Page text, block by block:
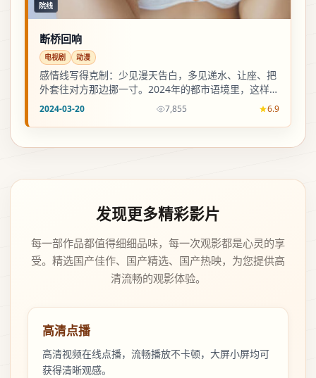
院线
断桥回响
电视剧 动漫
感情线写得克制：少见漫天告白，多见递水、让座、把
外套往对方那边挪一寸。2024年的都市语境里，这样的
分寸更可信。
2024-03-20 7,855 6.9
发现更多精彩影片
每一部作品都值得细细品味，每一次观影都是心灵的享
受。精选国产佳作、国产精选、国产热映，为您提供高
清流畅的观影体验。
高清点播
高清视频在线点播，流畅播放不卡顿，大屏小屏均可
获得清晰观感。